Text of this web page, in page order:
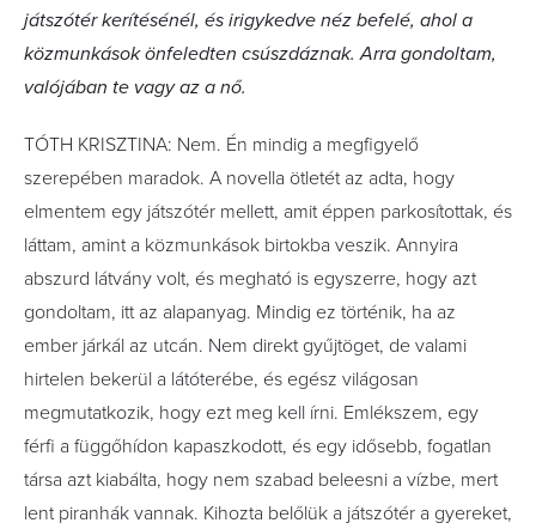
játszótér kerítésénél, és irigykedve néz befelé, ahol a
közmunkások önfeledten csúszdáznak. Arra gondoltam,
valójában te vagy az a nő.
TÓTH KRISZTINA: Nem. Én mindig a megfigyelő
szerepében maradok. A novella ötletét az adta, hogy
elmentem egy játszótér mellett, amit éppen parkosítottak, és
láttam, amint a közmunkások birtokba veszik. Annyira
abszurd látvány volt, és megható is egyszerre, hogy azt
gondoltam, itt az alapanyag. Mindig ez történik, ha az
ember járkál az utcán. Nem direkt gyűjtöget, de valami
hirtelen bekerül a látóterébe, és egész világosan
megmutatkozik, hogy ezt meg kell írni. Emlékszem, egy
férfi a függőhídon kapaszkodott, és egy idősebb, fogatlan
társa azt kiabálta, hogy nem szabad beleesni a vízbe, mert
lent piranhák vannak. Kihozta belőlük a játszótér a gyereket,